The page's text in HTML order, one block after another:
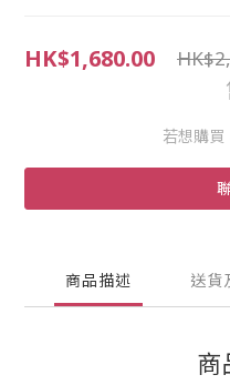
HK$1,680.00
若想購買
商品描述 送貨
商